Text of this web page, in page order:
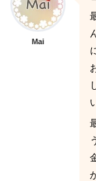
Mai